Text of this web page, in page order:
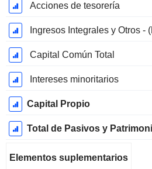
Acciones de tesorería
Capital Común Total
Intereses minoritarios
Capital Propio
Total de Pasivos y
Elementos suplementarios